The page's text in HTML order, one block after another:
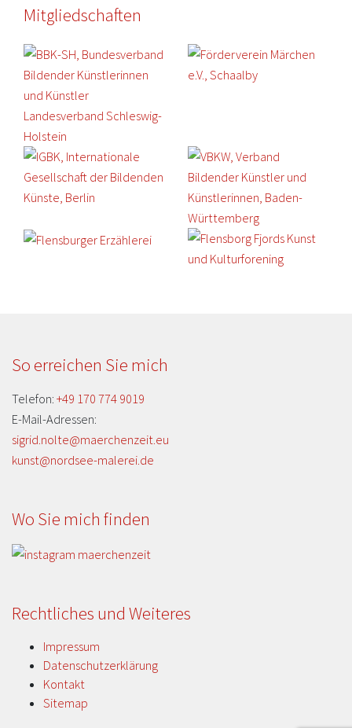
Mitgliedschaften
So erreichen Sie mich
Telefon: +49 170 774 9019
E-Mail-Adressen:
sigrid.nolte@maerchenzeit.eu
kunst@nordsee-malerei.de
Wo Sie mich finden
Rechtliches und Weiteres
Impressum
Datenschutzerklärung
Kontakt
Sitemap